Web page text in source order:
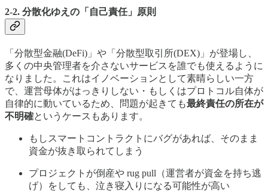
2-2. 分散化ゆえの「自己責任」原則
「分散型金融(DeFi)」や「分散型取引所(DEX)」が登場し、
多くの中央管理者を介さないサービスを誰でも使えるように
なりました。これはイノベーションとして素晴らしい一方
で、運営母体がはっきりしない・もしくはプロトコル自体が
自律的に動いているため、問題が起きても最終責任の所在が
不明確というケースもあります。
もしスマートコントラクトにバグがあれば、そのまま
資金が抜き取られてしまう
プロジェクトが倒産や rug pull（運営者が資金を持ち逃
げ）をしても、泣き寝入りになる可能性が高い